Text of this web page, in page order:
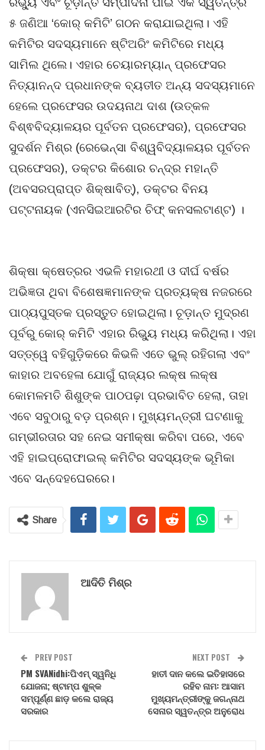
୫ ଜଣିଆ ‘କୋର୍ କମିଟି’ ଗଠନ କରାଯାଇଥିଲା। ଏହି
କମିଟିର ସଦସ୍ୟମାନେ ଷ୍ଟିଅରିଂ କମିଟିରେ ମଧ୍ୟ
ସାମିଲ ଥିଲେ। ଏହାର ଚେୟାରମ୍ୟାନ୍ ପ୍ରଫେସର
ନିତ୍ୟାନନ୍ଦ ପ୍ରଧାନଙ୍କ ବ୍ୟତୀତ ଅନ୍ୟ ସଦସ୍ୟମାନେ
ହେଲେ ପ୍ରଫେସର ଉଦୟନାଥ ଦାଶ (ଉତ୍କଳ
ବିଶ୍ଵବିଦ୍ୟାଳୟର ପୂର୍ବତନ ପ୍ରଫେସର), ପ୍ରଫେସର
ସୁଦର୍ଶନ ମିଶ୍ର (ରେଭେନ୍ସା ବିଶ୍ୱବିଦ୍ୟାଳୟର ପୂର୍ବତନ
ପ୍ରଫେସର), ଡକ୍ଟର କିଶୋର ଚନ୍ଦ୍ର ମହାନ୍ତି
(ଅବସରପ୍ରାପ୍ତ ଶିକ୍ଷାବିତ୍), ଡକ୍ଟର ବିନୟ
ପଟ୍ଟନାୟକ (ଏନସିଇଆରଟିର ଚିଫ୍ କନସଲଟାଣ୍ଟ) ।
ଶିକ୍ଷା କ୍ଷେତ୍ରର ଏଭଳି ମହାରଥୀ ଓ ଦୀର୍ଘ ବର୍ଷର
ଅଭିଜ୍ଞତା ଥିବା ବିଶେଷଜ୍ଞମାନଙ୍କ ପ୍ରତ୍ୟକ୍ଷ ନଜରରେ
ପାଠ୍ୟପୁସ୍ତକ ପ୍ରସ୍ତୁତ ହୋଇଥିଲା। ଚୂଡ଼ାନ୍ତ ମୁଦ୍ରଣ
ପୂର୍ବରୁ କୋର୍ କମିଟି ଏହାର ରିଭ୍ୟୁ ମଧ୍ୟ କରିଥିଲା। ଏହା
ସତ୍ତ୍ୱେ ବହିଗୁଡ଼ିକରେ କିଭଳି ଏତେ ଭୁଲ୍ ରହିଗଲା ଏବଂ
କାହାର ଅବହେଳା ଯୋଗୁଁ ରାଜ୍ୟର ଲକ୍ଷ ଲକ୍ଷ
କୋମଳମତି ଶିଶୁଙ୍କ ପାଠପଢ଼ା ପ୍ରଭାବିତ ହେଲା, ତାହା
ଏବେ ସବୁଠାରୁ ବଡ଼ ପ୍ରଶ୍ନ। ମୁଖ୍ୟମନ୍ତ୍ରୀ ଘଟଣାକୁ
ଗମ୍ଭୀରତାର ସହ ନେଇ ସମୀକ୍ଷା କରିବା ପରେ, ଏବେ
ଏହି ହାଇପ୍ରୋଫାଇଲ୍ କମିଟିର ସଦସ୍ୟଙ୍କ ଭୂମିକା
ଏବେ ସନ୍ଦେହଘେରରେ।
Share
ଆଦିତି ମିଶ୍ର
PREV POST
PM SVANidhi:ପିଏମ୍ ସ୍ୱନିଧି
ଯୋଜନା; ଷ୍ଟାମ୍ପ ଶୁଳ୍କ
ସମ୍ପୂର୍ଣ୍ଣ ଛାଡ଼ କଲେ ରାଜ୍ୟ
ସରକାର
NEXT POST
ହାତୀ ଦାନ କଲେ ଇତିହାସରେ
ରହିବ ନାମ: ଆସାମ
ମୁଖ୍ୟମନ୍ତ୍ରୀଙ୍କୁ ଜଗନ୍ନାଥ
ସେନାର ସ୍ୱତନ୍ତ୍ର ଅନୁରୋଧ